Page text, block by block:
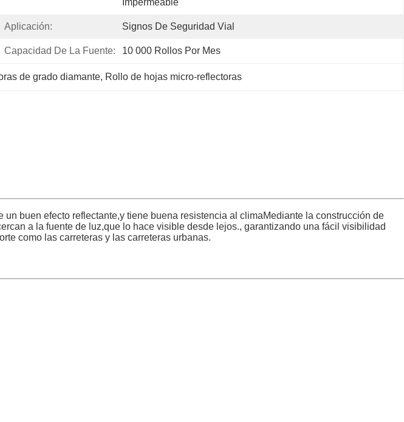
Impermeable
Aplicación: Signos De Seguridad Vial
Capacidad De La Fuente: 10 000 Rollos Por Mes
de grado diamante, Rollo de hojas micro-reflectoras
buen efecto reflectante,y tiene buena resistencia al climaMediante la construcción de
a la fuente de luz,que lo hace visible desde lejos., garantizando una fácil visibilidad
como las carreteras y las carreteras urbanas.